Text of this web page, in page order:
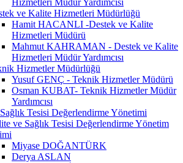
ve Kalite Hizmetleri Müdürlüğü
Hamit HACANLI -Destek ve Kalite
Hizmetleri Müdürü
Mahmut KAHRAMAN - Destek ve Kalite
Hizmetleri Müdür Yardımcısı
Hizmetler Müdürlüğü
Yusuf GENÇ - Teknik Hizmetler Müdürü
Osman KUBAT- Teknik Hizmetler Müdür
Yardımcısı
Tesisi Değerlendirme Yönetimi
ve Sağlık Tesisi Değerlendirme Yönetim
Miyase DOĞANTÜRK
Derya ASLAN